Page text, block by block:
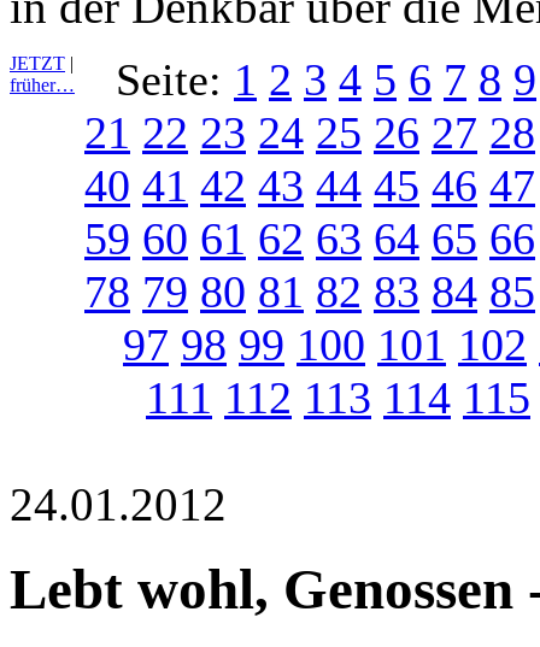
JETZT |
früher…
Seite: 1 2 3 4 5 6 7 8 9
21 22 23 24 25 26 27 28
40 41 42 43 44 45 46 47
59 60 61 62 63 64 65 66
78 79 80 81 82 83 84 85
97 98 99 100 101 102
111 112 113 114 115
24.01.2012
Lebt wohl,